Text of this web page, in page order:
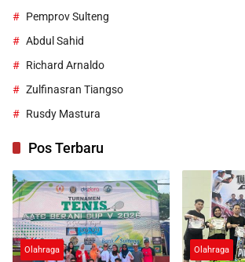
Pemprov Sulteng
Abdul Sahid
Richard Arnaldo
Zulfinasran Tiangso
Rusdy Mastura
Pos Terbaru
Olahraga Olahraga